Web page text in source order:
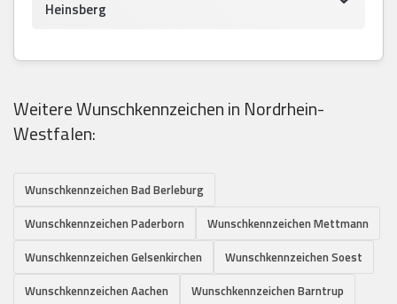
Heinsberg
Weitere Wunschkennzeichen in Nordrhein-
Westfalen:
Wunschkennzeichen Bad Berleburg
Wunschkennzeichen Paderborn
Wunschkennzeichen Mettmann
Wunschkennzeichen Gelsenkirchen
Wunschkennzeichen Soest
Wunschkennzeichen Aachen
Wunschkennzeichen Barntrup